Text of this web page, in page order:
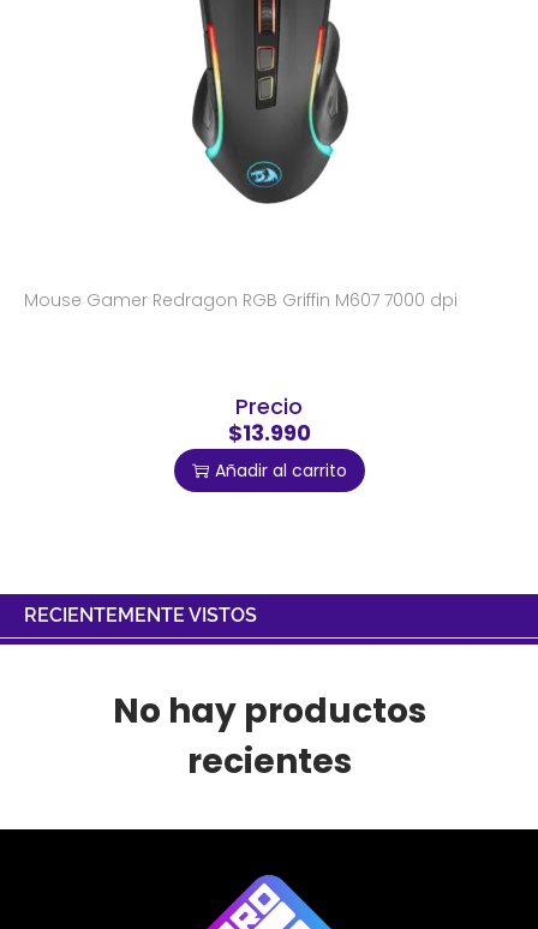
Mouse Gamer Redragon RGB Griffin M607 7000 dpi
Precio
$13.990
Añadir al carrito
RECIENTEMENTE VISTOS
No hay productos
recientes